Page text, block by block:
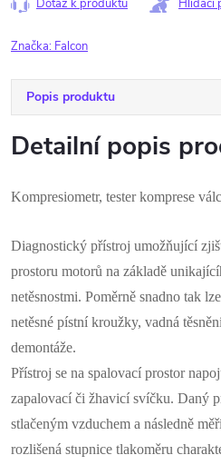
Dotaz k produktu Hlídací
Značka: Falcon
Popis produktu
Detailní popis
Kompresiometr, tester komprese
Diagnostický přístroj umožňující
prostoru motorů na základě
netěsnostmi. Poměrně snadno tak
netěsné pístní kroužky, vadná
demontáže.
Přístroj se na spalovací prostor
zapalovací či žhavicí svíčku. Daný
stlačeným vzduchem a následně
rozlišená stupnice tlakoměru